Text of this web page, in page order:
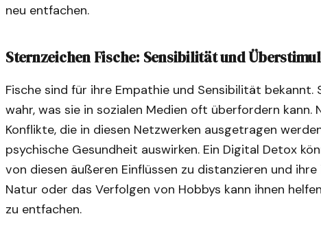
neu entfachen.
Sternzeichen Fische: Sensibilität und
Fische sind für ihre Empathie und Sensibilität
wahr, was sie in sozialen Medien oft überfordern
Konflikte, die in diesen Netzwerken ausgetragen
psychische Gesundheit auswirken. Ein Digital Detox
von diesen äußeren Einflüssen zu distanzieren und
Natur oder das Verfolgen von Hobbys kann ihnen
zu entfachen.